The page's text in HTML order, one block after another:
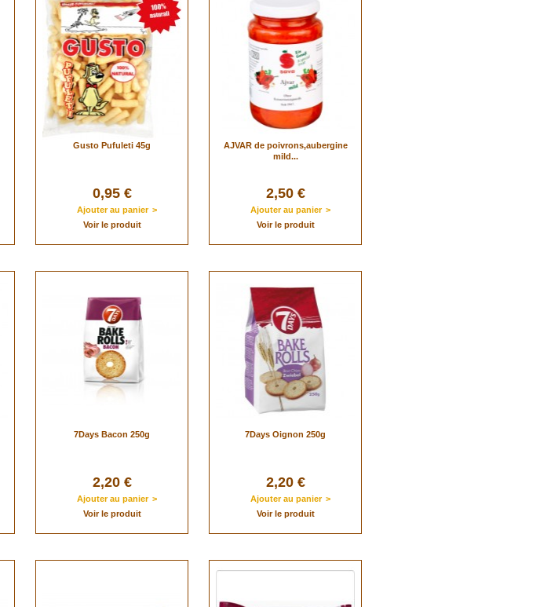
Gusto Pufuleti 45g
0,95 €
Ajouter au panier >
Voir le produit
AJVAR de poivrons,aubergine
mild...
2,50 €
Ajouter au panier >
Voir le produit
7Days Bacon 250g
2,20 €
Ajouter au panier >
Voir le produit
7Days Oignon 250g
2,20 €
Ajouter au panier >
Voir le produit